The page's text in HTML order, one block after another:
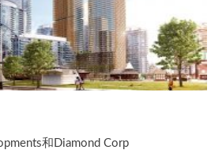
和Diamond Corp